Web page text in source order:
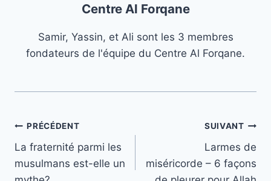
Centre Al Forqane
Samir, Yassin, et Ali sont les 3 membres
fondateurs de l'équipe du Centre Al Forqane.
Navigation
de
PRÉCÉDENT
La fraternité parmi les
musulmans est-elle un
SUIVANT
Larmes de
miséricorde – 6 façons